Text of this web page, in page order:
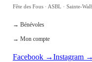
Fête des Fous · ASBL · Sainte-
→ Bénévoles
→ Mon compte
Facebook →Instagram →